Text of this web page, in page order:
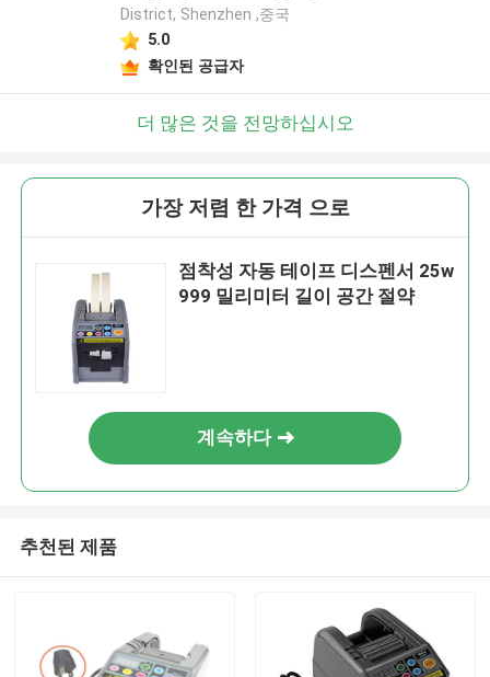
District, Shenzhen ,중국
5.0
확인된 공급자
더 많은 것을 전망하십시오
가장 저렴 한 가격 으로
점착성 자동 테이프 디스펜서 25w
999 밀리미터 길이 공간 절약
계속하다
추천된 제품